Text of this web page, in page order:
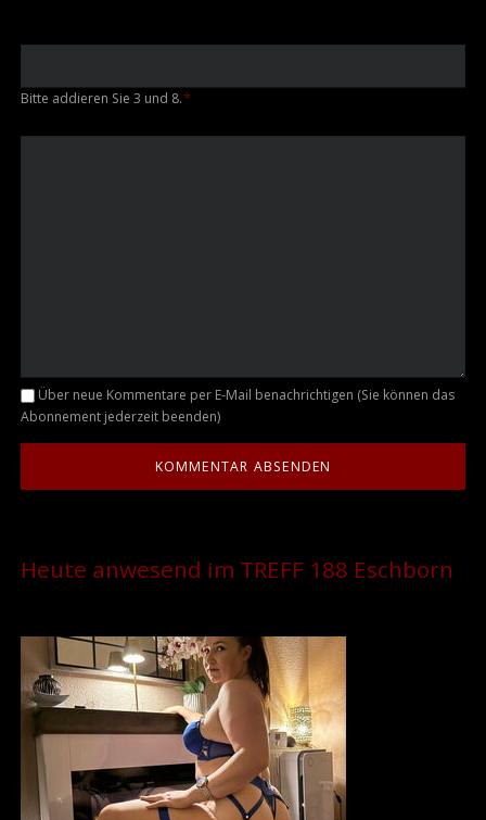
Bitte addieren Sie 3 und 8.*
Kommentar
Über neue Kommentare per E-Mail benachrichtigen (Sie können das
Abonnement jederzeit beenden)
Heute anwesend im TREFF 188 Eschborn